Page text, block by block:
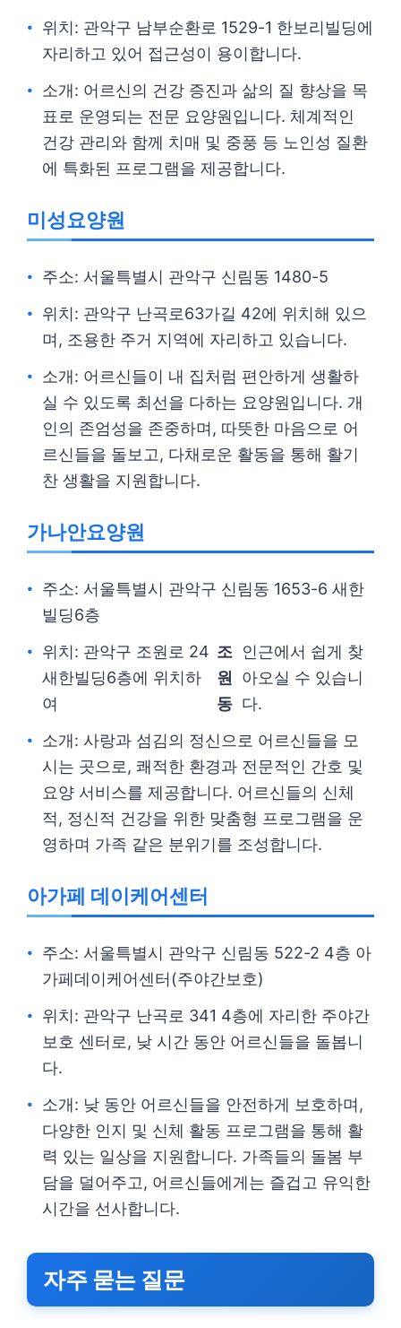
위치: 관악구 남부순환로 1529-1 한보리빌딩에
자리하고 있어 접근성이 용이합니다.
소개: 어르신의 건강 증진과 삶의 질 향상을 목
표로 운영되는 전문 요양원입니다. 체계적인
건강 관리와 함께 치매 및 중풍 등 노인성 질환
에 특화된 프로그램을 제공합니다.
미성요양원
주소: 서울특별시 관악구 신림동 1480-5
위치: 관악구 난곡로63가길 42에 위치해 있으
며, 조용한 주거 지역에 자리하고 있습니다.
소개: 어르신들이 내 집처럼 편안하게 생활하
실 수 있도록 최선을 다하는 요양원입니다. 개
인의 존엄성을 존중하며, 따뜻한 마음으로 어
르신들을 돌보고, 다채로운 활동을 통해 활기
찬 생활을 지원합니다.
가나안요양원
주소: 서울특별시 관악구 신림동 1653-6 새한
빌딩6층
위치: 관악구 조원로 24
새한빌딩6층에 위치하
여
조
원
동
인근에서 쉽게 찾
아오실 수 있습니
다.
소개: 사랑과 섬김의 정신으로 어르신들을 모
시는 곳으로, 쾌적한 환경과 전문적인 간호 및
요양 서비스를 제공합니다. 어르신들의 신체
적, 정신적 건강을 위한 맞춤형 프로그램을 운
영하며 가족 같은 분위기를 조성합니다.
아가페 데이케어센터
주소: 서울특별시 관악구 신림동 522-2 4층 아
가페데이케어센터(주야간보호)
위치: 관악구 난곡로 341 4층에 자리한 주야간
보호 센터로, 낮 시간 동안 어르신들을 돌봅니
다.
소개: 낮 동안 어르신들을 안전하게 보호하며,
다양한 인지 및 신체 활동 프로그램을 통해 활
력 있는 일상을 지원합니다. 가족들의 돌봄 부
담을 덜어주고, 어르신들에게는 즐겁고 유익한
시간을 선사합니다.
자주 묻는 질문